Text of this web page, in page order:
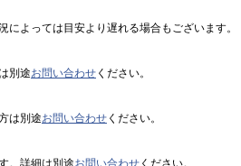
よっては目安より遅れる場合もございます。
別途お問い合わせ ください。
は別途お問い合わせ ください。
。詳細は別途お問い合わせ ください。